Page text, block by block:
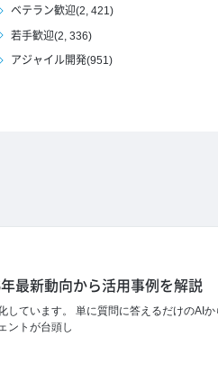
ベテラン歓迎(2, 421)
若手歓迎(2, 336)
アジャイル開発(951)
最新動向から活用事例を解説
しています。 単に質問に答えるだけのAI
ントが台頭し